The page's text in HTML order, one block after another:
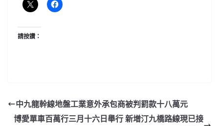
請按讚：
中九龍幹線地盤工業意外承包商被判罰款十八萬元
博愛單車百萬行三月十六日舉行 新增汀九橋路線現已接